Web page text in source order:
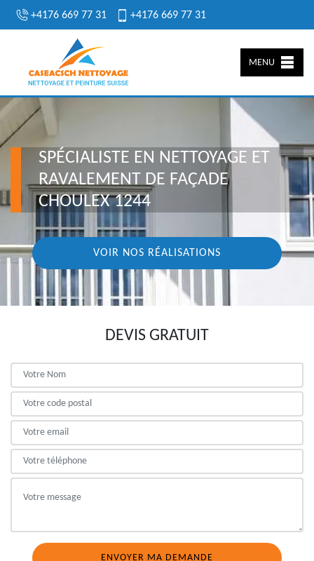
+4176 669 77 31 +4176 669 77 31
MENU
SPÉCIALISTE EN NETTOYAGE ET
RAVALEMENT DE FAÇADE
CHOULEX 1244
VOIR NOS RÉALISATIONS
DEVIS GRATUIT